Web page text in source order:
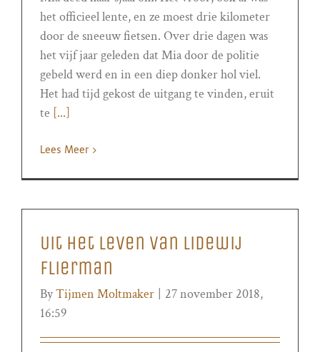
het officieel lente, en ze moest drie kilometer
door de sneeuw fietsen. Over drie dagen was
het vijf jaar geleden dat Mia door de politie
gebeld werd en in een diep donker hol viel.
Het had tijd gekost de uitgang te vinden, eruit
te [...]
Lees Meer
Uit het leven van Lidewij
Flierman
ByTijmen Moltmaker
27 november 2018,
16:59